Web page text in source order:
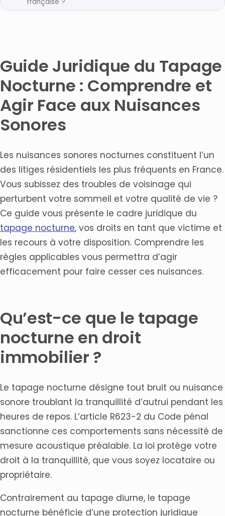
le tapage nocturne ?
Quand devriez-vous consulter un avocat pour des
nuisances sonores ?
Articles connexes
Guide Juridique du Tapage
Nocturne : Comprendre et
Agir Face aux Nuisances
Sonores
Les nuisances sonores nocturnes constituent l’un
des litiges résidentiels les plus fréquents en France.
Vous subissez des troubles de voisinage qui
perturbent votre sommeil et votre qualité de vie ?
Ce guide vous présente le cadre juridique du
tapage nocturne, vos droits en tant que victime et
les recours à votre disposition. Comprendre les
règles applicables vous permettra d’agir
efficacement pour faire cesser ces nuisances.
Qu’est-ce que le tapage
nocturne en droit
immobilier ?
Le tapage nocturne désigne tout bruit ou nuisance
sonore troublant la tranquillité d’autrui pendant les
heures de repos. L’article R623-2 du Code pénal
sanctionne ces comportements sans nécessité de
mesure acoustique préalable. La loi protège votre
droit à la tranquillité, que vous soyez locataire ou
propriétaire.
Contrairement au tapage diurne, le tapage
nocturne bénéficie d’une protection juridique